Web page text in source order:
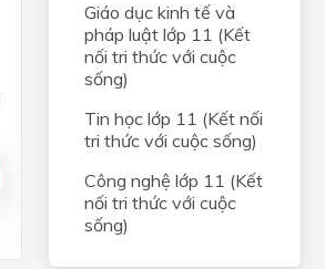
Giáo dục kinh tế và
pháp luật lớp 11 (Kết
nối tri thức với cuộc
sống)
Tin học lớp 11 (Kết nối
tri thức với cuộc sống)
Công nghệ lớp 11 (Kết
nối tri thức với cuộc
sống)